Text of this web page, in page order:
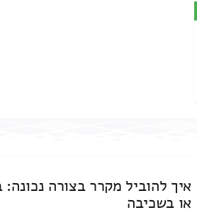
איך להוביל מקרר בצורה
או בשכיבה